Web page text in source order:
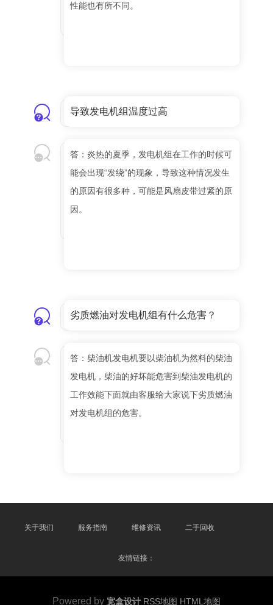
性能也有所不同。
导致发电机组温度过高
答：炎热的夏季，发电机组在工作的时候可
能会出现“发绕”的现象，导致这种情况发生
的原因有很多种，可能是风扇皮带过紧的原
因。
劣质燃油对发电机组有什么危害？
答：柴油机发电机要以柴油机为然料的柴油
发电机，柴油的好坏能危害到柴油发电机的
工作效能下面就由客服给大家说下劣质燃油
对发电机组的危害。
关于我们 服务指南 维修资讯 二手回收
友情链接：
Powered by 宽盒设计 RSS地图 HTML地图